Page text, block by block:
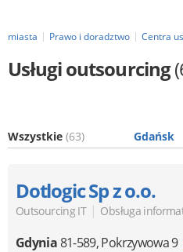
Prawo i doradztwo Centra
Usługi outsourcing
Wszystkie (63) Gdańsk
Dotlogic Sp z o.o.
Outsourcing IT | Obsługa
Gdynia81-589,Pokrzywowa 9